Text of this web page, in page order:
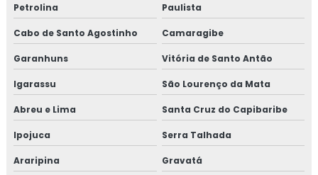
Petrolina Paulista
Cabo de Santo Agostinho Camaragibe
Garanhuns Vitória de Santo Antão
Igarassu São Lourenço da Mata
Abreu e Lima Santa Cruz do Capibaribe
Ipojuca Serra Talhada
Araripina Gravatá